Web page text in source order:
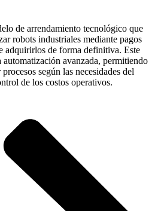
de arrendamiento tecnológico que
robots industriales mediante pagos
adquirirlos de forma definitiva. Este
automatización avanzada, permitiendo
según las necesidades del
de los costos operativos.